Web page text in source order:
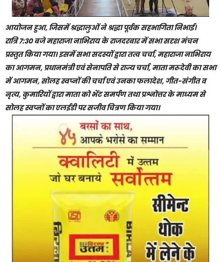
आयोजन हुआ, जिसमें श्रद्धालुओं ने श्रद्धा पूर्वक सहभागिता निभाई।
रात्रि 7:30 बजे महाराजा नाभिराय के राजदरबार में सभा सदृश मंचन
प्रस्तुत किया गया। इसमें सभा सदस्यों द्वारा तत्व चर्चा, महाराजा नाभिराय
का आगमन, प्रधानमंत्री एवं सेनापति से राज्य चर्चा, माता मरूदेवी का सभा
में आगमन, सोलह स्वप्नों की चर्चा एवं उनका फलादेश, गीत-संगीत व
नृत्य, कुमारियों द्वारा माता को भेंट समर्पण तथा प्रश्नोत्तर के माध्यम से
सोलह स्वप्नों का एलईडी पर सजीव चित्रण किया गया।